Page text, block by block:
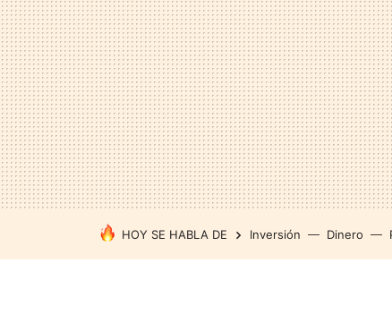
HOY SE HABLA DE Inversión Dinero